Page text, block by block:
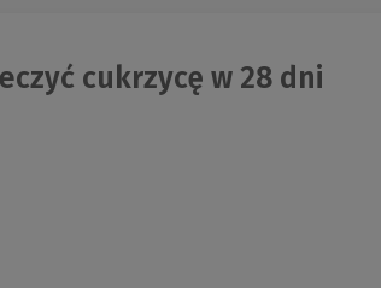
cukrzycę w 28 dni